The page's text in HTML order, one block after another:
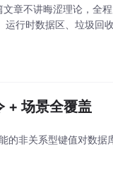
章不讲晦涩理论，全
行时数据区、垃圾回
+ 场景全覆盖
非关系型键值对数据